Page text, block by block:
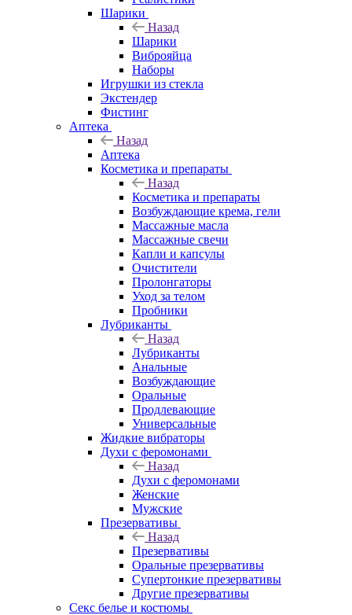
Шарики
Назад
Шарики
Виброяйца
Наборы
Игрушки из стекла
Экстендер
Фистинг
Аптека
Назад
Аптека
Косметика и препараты
Назад
Косметика и препараты
Возбуждающие крема, гели
Массажные масла
Массажные свечи
Капли и капсулы
Очистители
Пролонгаторы
Уход за телом
Пробники
Лубриканты
Назад
Лубриканты
Анальные
Возбуждающие
Оральные
Продлевающие
Универсальные
Жидкие вибраторы
Духи с феромонами
Назад
Духи с феромонами
Женские
Мужские
Презервативы
Назад
Презервативы
Оральные презервативы
Супертонкие презервативы
Другие презервативы
Секс белье и костюмы